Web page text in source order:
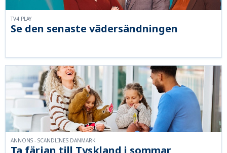
Se den senaste vädersändningen
TV4 PLAY
ANNONS - SCANDLINES DANMARK